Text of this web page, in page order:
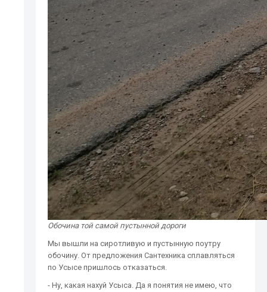
Обочина той самой пустынной дороги
Мы вышли на сиротливую и пустынную поутру
обочину. От предложения Сантехника сплавляться
по Усысе пришлось отказаться.
- Ну, какая нахуй Усыса. Да я понятия не имею, что